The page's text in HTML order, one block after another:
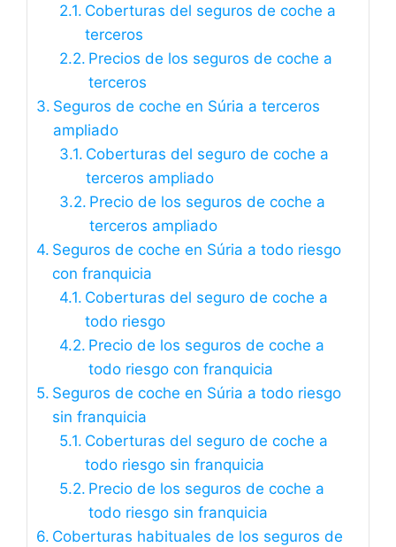
Coberturas del seguros de coche a
terceros
Precios de los seguros de coche a
terceros
Seguros de coche en Súria a terceros
ampliado
Coberturas del seguro de coche a
terceros ampliado
Precio de los seguros de coche a
terceros ampliado
Seguros de coche en Súria a todo riesgo
con franquicia
Coberturas del seguro de coche a
todo riesgo
Precio de los seguros de coche a
todo riesgo con franquicia
Seguros de coche en Súria a todo riesgo
sin franquicia
Coberturas del seguro de coche a
todo riesgo sin franquicia
Precio de los seguros de coche a
todo riesgo sin franquicia
Coberturas habituales de los seguros de